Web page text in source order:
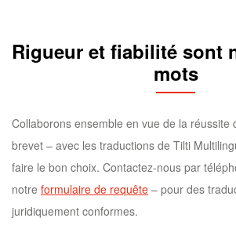
Rigueur et fiabilité sont
mots
Collaborons ensemble en vue de la réussite
brevet – avec les traductions de Tilti
faire le bon choix. Contactez-nous par
notre formulaire de requête – pour des
juridiquement conformes.